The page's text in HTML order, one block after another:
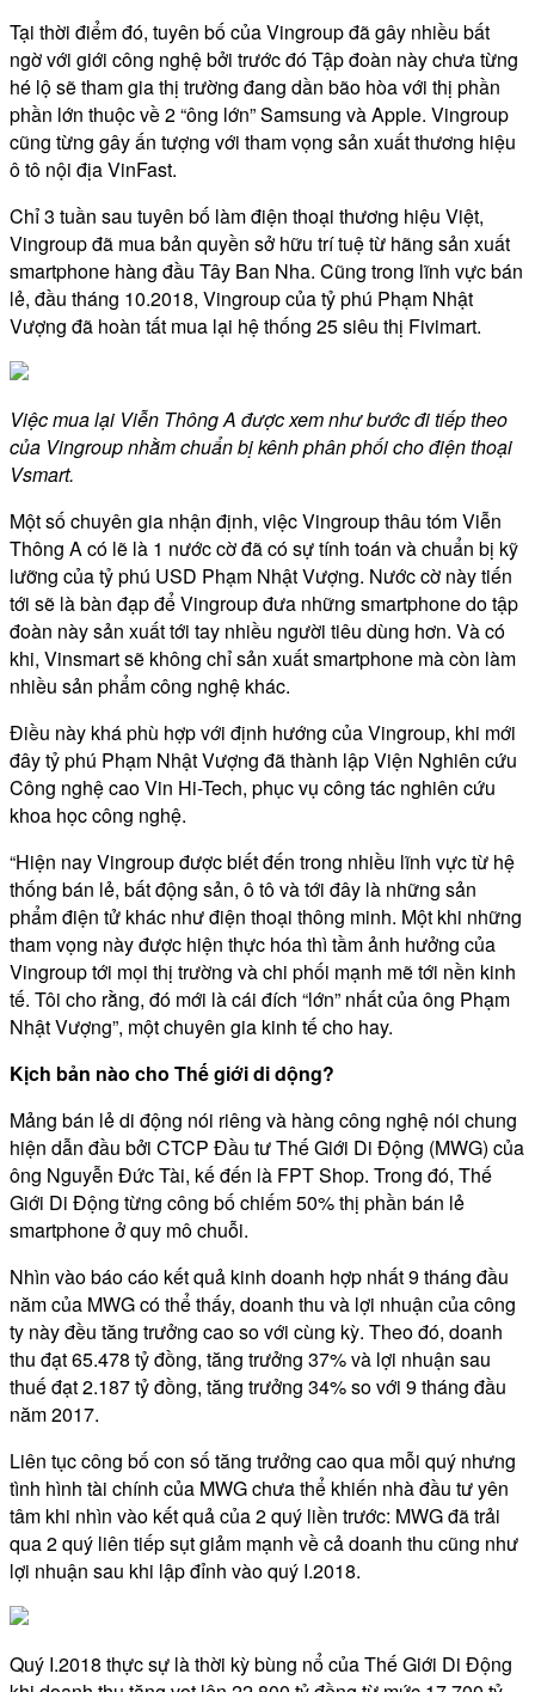
Tại thời điểm đó, tuyên bố của Vingroup đã gây nhiều bất
ngờ với giới công nghệ bởi trước đó Tập đoàn này chưa từng
hé lộ sẽ tham gia thị trường đang dần bão hòa với thị phần
phần lớn thuộc về 2 “ông lớn” Samsung và Apple. Vingroup
cũng từng gây ấn tượng với tham vọng sản xuất thương hiệu
ô tô nội địa VinFast.
Chỉ 3 tuần sau tuyên bố làm điện thoại thương hiệu Việt,
Vingroup đã mua bản quyền sở hữu trí tuệ từ hãng sản xuất
smartphone hàng đầu Tây Ban Nha. Cũng trong lĩnh vực bán
lẻ, đầu tháng 10.2018, Vingroup của tỷ phú Phạm Nhật
Vượng đã hoàn tất mua lại hệ thống 25 siêu thị Fivimart.
Việc mua lại Viễn Thông A được xem như bước đi tiếp theo
của Vingroup nhằm chuẩn bị kênh phân phối cho điện thoại
Vsmart.
Một số chuyên gia nhận định, việc Vingroup thâu tóm Viễn
Thông A có lẽ là 1 nước cờ đã có sự tính toán và chuẩn bị kỹ
lưỡng của tỷ phú USD Phạm Nhật Vượng. Nước cờ này tiến
tới sẽ là bàn đạp để Vingroup đưa những smartphone do tập
đoàn này sản xuất tới tay nhiều người tiêu dùng hơn. Và có
khi, Vinsmart sẽ không chỉ sản xuất smartphone mà còn làm
nhiều sản phẩm công nghệ khác.
Điều này khá phù hợp với định hướng của Vingroup, khi mới
đây tỷ phú Phạm Nhật Vượng đã thành lập Viện Nghiên cứu
Công nghệ cao Vin Hi-Tech, phục vụ công tác nghiên cứu
khoa học công nghệ.
“Hiện nay Vingroup được biết đến trong nhiều lĩnh vực từ hệ
thống bán lẻ, bất động sản, ô tô và tới đây là những sản
phẩm điện tử khác như điện thoại thông minh. Một khi những
tham vọng này được hiện thực hóa thì tầm ảnh hưởng của
Vingroup tới mọi thị trường và chi phối mạnh mẽ tới nền kinh
tế. Tôi cho rằng, đó mới là cái đích “lớn” nhất của ông Phạm
Nhật Vượng”, một chuyên gia kinh tế cho hay.
Kịch bản nào cho Thế giới di dộng?
Mảng bán lẻ di động nói riêng và hàng công nghệ nói chung
hiện dẫn đầu bởi CTCP Đầu tư Thế Giới Di Động (MWG) của
ông Nguyễn Đức Tài, kế đến là FPT Shop. Trong đó, Thế
Giới Di Động từng công bố chiếm 50% thị phần bán lẻ
smartphone ở quy mô chuỗi.
Nhìn vào báo cáo kết quả kinh doanh hợp nhất 9 tháng đầu
năm của MWG có thể thấy, doanh thu và lợi nhuận của công
ty này đều tăng trưởng cao so với cùng kỳ. Theo đó, doanh
thu đạt 65.478 tỷ đồng, tăng trưởng 37% và lợi nhuận sau
thuế đạt 2.187 tỷ đồng, tăng trưởng 34% so với 9 tháng đầu
năm 2017.
Liên tục công bố con số tăng trưởng cao qua mỗi quý nhưng
tình hình tài chính của MWG chưa thể khiến nhà đầu tư yên
tâm khi nhìn vào kết quả của 2 quý liền trước: MWG đã trải
qua 2 quý liên tiếp sụt giảm mạnh về cả doanh thu cũng như
lợi nhuận sau khi lập đỉnh vào quý I.2018.
Quý I.2018 thực sự là thời kỳ bùng nổ của Thế Giới Di Động